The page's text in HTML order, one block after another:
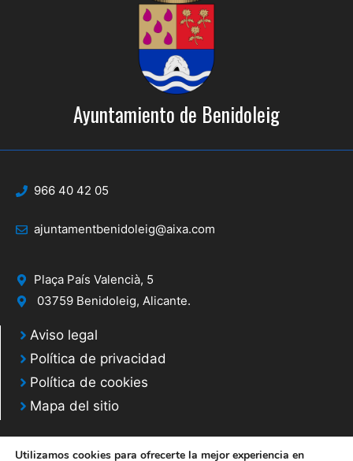
Ayuntamiento de Benidoleig
966 40 42 05
ajuntamentbenidoleig@aixa.com
Plaça País Valencià, 5
03759 Benidoleig, Alicante.
Aviso legal
Política de privacidad
Política de cookies
Mapa del sitio
Utilizamos cookies para ofrecerte la mejor experiencia en